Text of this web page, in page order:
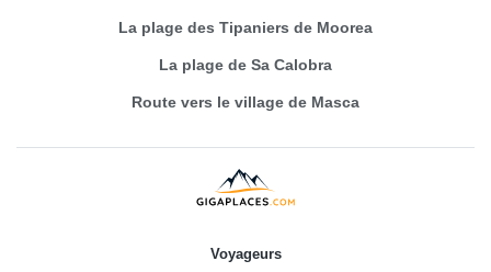
La plage des Tipaniers de Moorea
La plage de Sa Calobra
Route vers le village de Masca
Voyageurs